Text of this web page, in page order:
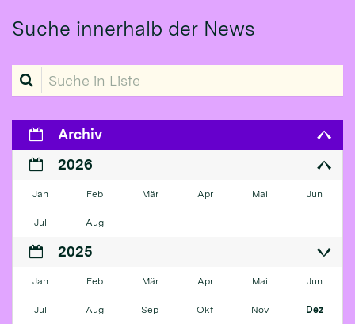
Suche innerhalb der News
Suche in Liste
Archiv
2026
Jan Feb Mär Apr Mai Jun
Jul Aug
2025
Jan Feb Mär Apr Mai Jun
Jul Aug Sep Okt Nov Dez